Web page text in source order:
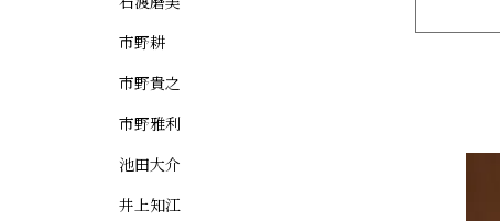
市野耕
市野貴之
市野雅利
池田大介
井上知江